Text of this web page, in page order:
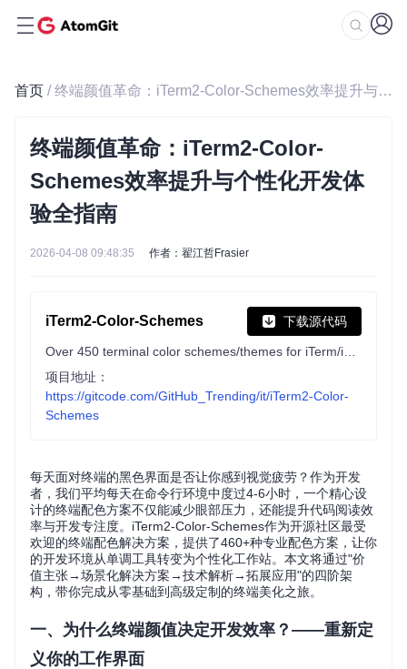
首页 / 终端颜值革命：iTerm2-Color-Schemes效率提升与个性化开发体验全指南
终端颜值革命：iTerm2-Color-
Schemes效率提升与个性化开发体
验全指南
2026-04-08 09:48:35 作者：翟江哲Frasier
iTerm2-Color-Schemes 下载源代码
项目地址：
https://gitcode.com/GitHub_Trending/it/iTerm2-Color-
Schemes
每天面对终端的黑色界面是否让你感到视觉疲劳？作为开发
者，我们平均每天在命令行环境中度过4-6小时，一个精心设
计的终端配色方案不仅能减少眼部压力，还能提升代码阅读效
率与开发专注度。iTerm2-Color-Schemes作为开源社区最受
欢迎的终端配色解决方案，提供了460+种专业配色方案，让你
的开发环境从单调工具转变为个性化工作站。本文将通过"价
值主张→场景化解决方案→技术解析→拓展应用"的四阶架
构，带你完成从零基础到高级定制的终端美化之旅。
一、为什么终端颜值决定开发效率？——重新定
义你的工作界面